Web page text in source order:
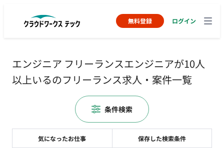
無料登録 ログイン
エンジニア フリーランスエンジニアが10人
以上いるのフリーランス求人・案件一覧
気になったお仕事 保存した検索条件
条件検索